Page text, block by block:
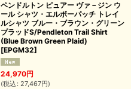
ペンドルトン ピュアー ヴァ－ジン ウ
ール シャツ・エルボーパッチ トレイ
ルシャツ ブルー・ブラウン・グリーン
プラッドS/Pendleton Trail Shirt
(Blue Brown Green Plaid)
[EPGM32]
24,970円
(税込 : 27,467円)